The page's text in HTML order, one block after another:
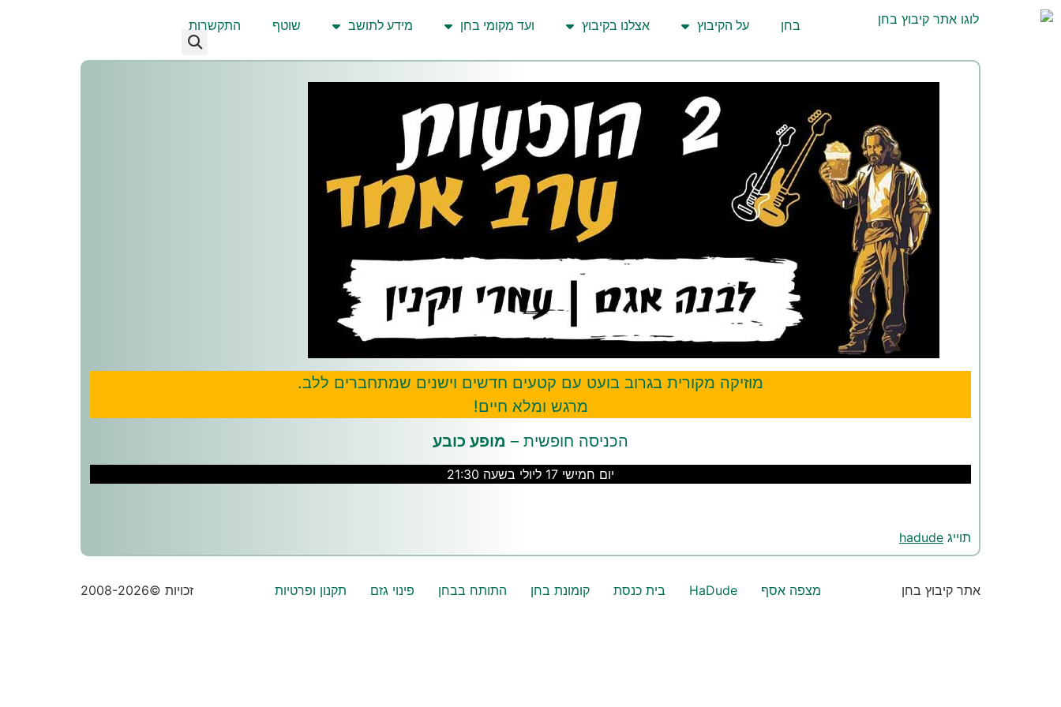
לתוכן
בחן על הקיבוץ אצלנו בקיבוץ ועד מקומי בחן מידע לתושב שוטף התקשרות
מוזיקה מקורית בגרוב בועט עם קטעים חדשים וישנים שמתחברים ללב.
מרגש ומלא חיים!
הכניסה חופשית – מופע כובע
יום חמישי 17 ליולי בשעה 21:30
תוייג hadude
אתר קיבוץ בחן מצפה אסף HaDude בית כנסת קומונת בחן התותח בבחן פינוי גזם תקנון ופרטיות זכויות ©2008-2026